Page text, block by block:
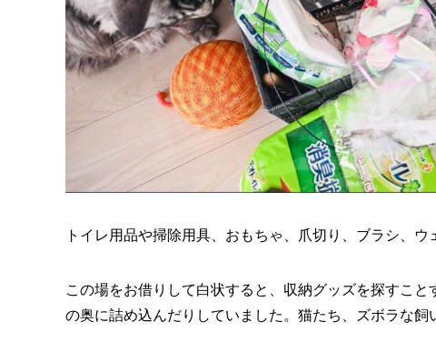
トイレ用品や掃除用具、おもちゃ、爪切り、ブラシ、
この場をお借りして白状すると、収納グッズを探すこ
の奥に詰め込んだりしていました。猫たち、ズボラな飼